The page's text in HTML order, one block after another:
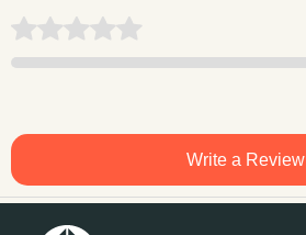
Write a Review